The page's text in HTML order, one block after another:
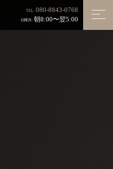
TEL: 080-8843-0768
OPEN: 朝8:00〜翌5:00